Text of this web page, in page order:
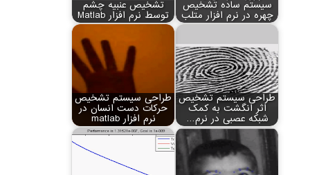
سیستم ساده تشخیص
چهره در نرم افزار متلب
تشخیص عنبیه چشم
توسط نرم افزار Matlab
طراحی سیستم تشخیص
اثر انگشت به کمک
شبکه عصبی در نرم…
طراحی سیستم تشخیص
حرکات دست انسان در
نرم افزار matlab